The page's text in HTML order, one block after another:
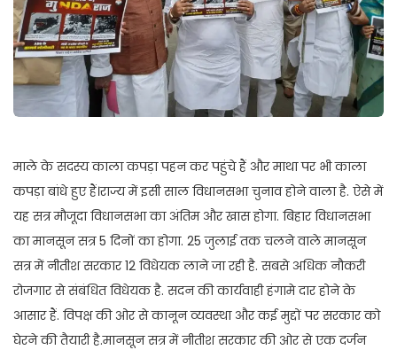
माले के सदस्य काला कपड़ा पहन कर पहुंचे हैं और माथा पर भी काला
कपड़ा बांधे हुए हैं।राज्य में इसी साल विधानसभा चुनाव होने वाला है. ऐसे में
यह सत्र मौजूदा विधानसभा का अंतिम और खास होगा. बिहार विधानसभा
का मानसून सत्र 5 दिनों का होगा. 25 जुलाई तक चलने वाले मानसून
सत्र में नीतीश सरकार 12 विधेयक लाने जा रही है. सबसे अधिक नौकरी
रोजगार से संबंधित विधेयक है. सदन की कार्यवाही हंगामे दार होने के
आसार हैं. विपक्ष की ओर से कानून व्यवस्था और कई मुद्दों पर सरकार को
घेरने की तैयारी है.मानसून सत्र में नीतीश सरकार की ओर से एक दर्जन